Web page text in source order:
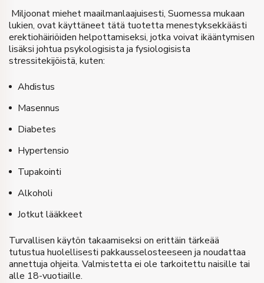
Miljoonat miehet maailmanlaajuisesti, Suomessa mukaan
lukien, ovat käyttäneet tätä tuotetta menestyksekkäästi
erektiohäiriöiden helpottamiseksi, jotka voivat ikääntymisen
lisäksi johtua psykologisista ja fysiologisista
stressitekijöistä, kuten:
Ahdistus
Masennus
Diabetes
Hypertensio
Tupakointi
Alkoholi
Jotkut lääkkeet
Turvallisen käytön takaamiseksi on erittäin tärkeää
tutustua huolellisesti pakkausselosteeseen ja noudattaa
annettuja ohjeita. Valmistetta ei ole tarkoitettu naisille tai
alle 18-vuotiaille.